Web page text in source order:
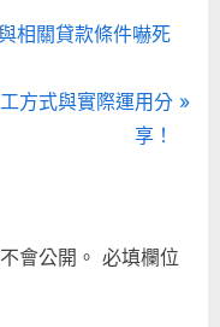
相關貸款條件嚇死
方式與實際運用分
享！
會公開。 必填欄位